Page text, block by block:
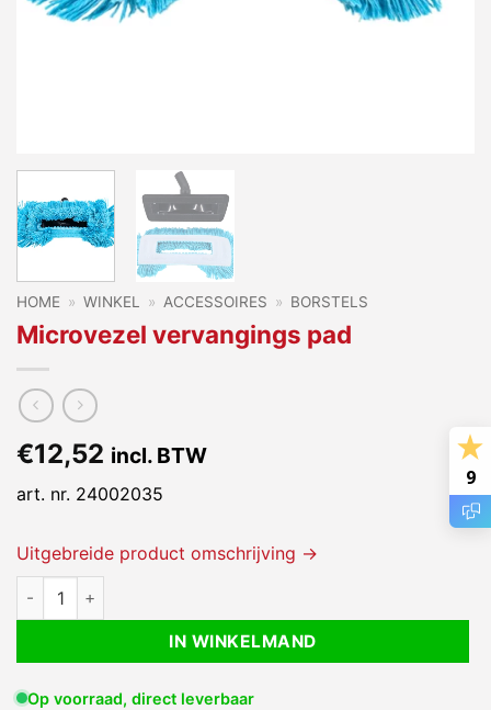
HOME » WINKEL » ACCESSOIRES » BORSTELS
Microvezel vervangings pad
€12,52 incl. BTW
art. nr. 24002035
Uitgebreide product omschrijving →
Microvezel vervangings pad aantal
IN WINKELMAND
Op voorraad, direct leverbaar
9